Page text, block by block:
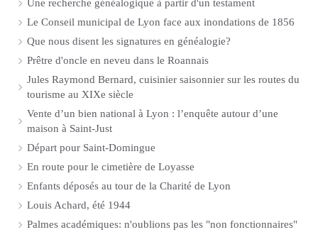
Une recherche généalogique à partir d'un testament
Le Conseil municipal de Lyon face aux inondations de 1856
Que nous disent les signatures en généalogie?
Prêtre d'oncle en neveu dans le Roannais
Jules Raymond Bernard, cuisinier saisonnier sur les routes du
tourisme au XIXe siècle
Vente d’un bien national à Lyon : l’enquête autour d’une
maison à Saint-Just
Départ pour Saint-Domingue
En route pour le cimetière de Loyasse
Enfants déposés au tour de la Charité de Lyon
Louis Achard, été 1944
Palmes académiques: n'oublions pas les "non fonctionnaires"